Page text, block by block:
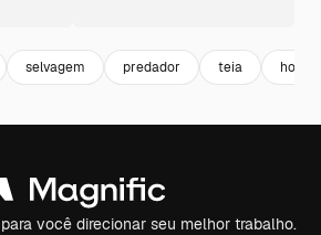
selvagem predador teia horror
você direcionar seu melhor trabalho.